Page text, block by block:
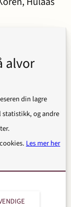
Kommune
alvor
din lagre
statistikk, og andre
Les mer her